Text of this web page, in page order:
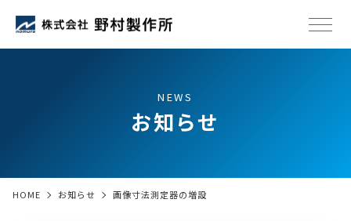
NEWS
お知らせ
HOME お知らせ 画像寸法測定器の増設